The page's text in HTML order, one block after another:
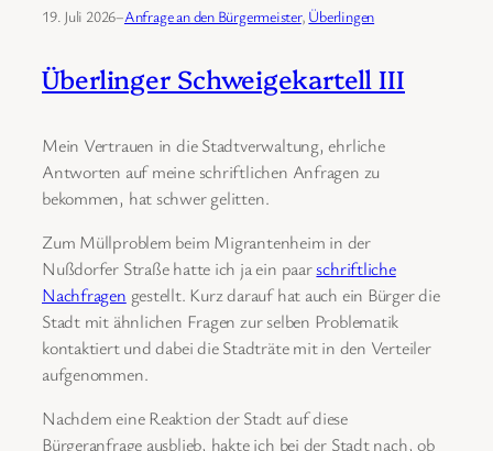
19. Juli 2026–Anfrage an den Bürgermeister, Überlingen
Überlinger Schweigekartell III
Mein Vertrauen in die Stadtverwaltung, ehrliche
Antworten auf meine schriftlichen Anfragen zu
bekommen, hat schwer gelitten.
Zum Müllproblem beim Migrantenheim in der
Nußdorfer Straße hatte ich ja ein paarschriftliche
Nachfragen gestellt. Kurz darauf hat auch ein Bürger die
Stadt mit ähnlichen Fragen zur selben Problematik
kontaktiert und dabei die Stadträte mit in den Verteiler
aufgenommen.
Nachdem eine Reaktion der Stadt auf diese
Bürgeranfrage ausblieb, hakte ich bei der Stadt nach, ob